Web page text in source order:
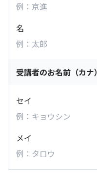
名
受講者のお名前（カナ）
セイ
メイ